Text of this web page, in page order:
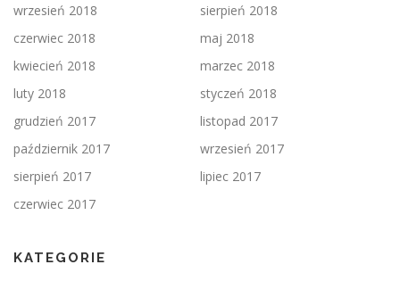
wrzesień 2018
sierpień 2018
czerwiec 2018
maj 2018
kwiecień 2018
marzec 2018
luty 2018
styczeń 2018
grudzień 2017
listopad 2017
październik 2017
wrzesień 2017
sierpień 2017
lipiec 2017
czerwiec 2017
KATEGORIE